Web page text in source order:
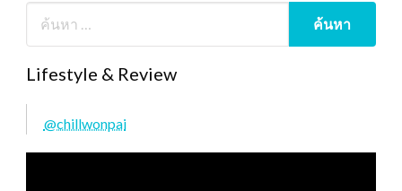
Lifestyle & Review
@chillwonpai